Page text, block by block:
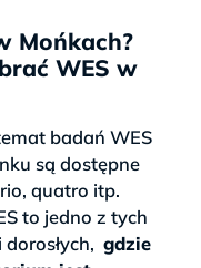
Mońkach?
WES w
badań WES
są dostępne
quatro itp.
to jedno z tych
i dorosłych, gdzie